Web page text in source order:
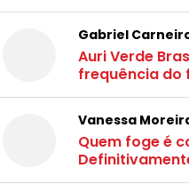
Gabriel
Auri Verde
frequência do
Vanessa
Quem foge é